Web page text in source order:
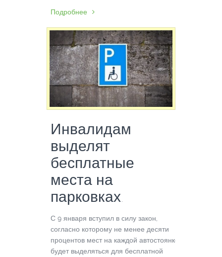
Подробнее
Инвалидам
выделят
бесплатные
места на
парковках.
С 9 января вступил в силу закон,
согласно которому не менее десяти
процентов мест на каждой автостоянке
будет выделяться для бесплатной